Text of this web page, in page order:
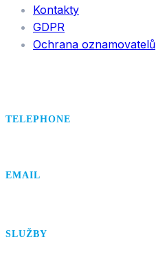
Kontakty
GDPR
Ochrana oznamovatelů
TELEPHONE
EMAIL
SLUŽBY